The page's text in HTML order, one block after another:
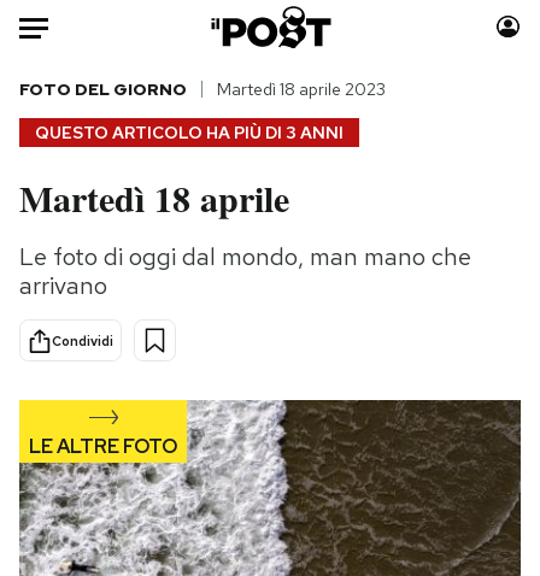
Auto
HOME
Italia
Politica
Internet
Cultura
Economia
Sport
Consumismi
Europa
Altrecose
Mondiali calcio 2026
QUESTO ARTICOLO HA PIÙ DI 3 ANNI
FOTO DEL GIORNO Martedì 18 aprile 2023
Martedì 18 aprile
Le foto di oggi dal mondo, man mano che
arrivano
Condividi